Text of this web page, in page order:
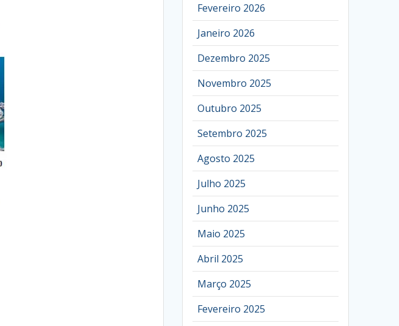
Fevereiro 2026
Janeiro 2026
Dezembro 2025
Novembro 2025
Outubro 2025
Setembro 2025
Agosto 2025
Julho 2025
Junho 2025
Maio 2025
Abril 2025
Março 2025
Fevereiro 2025